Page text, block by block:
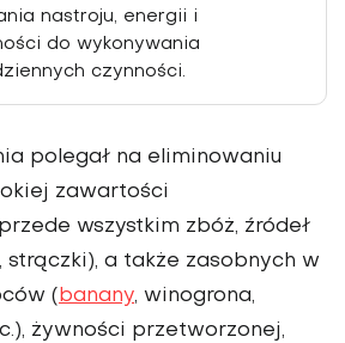
nastroju, energii i
do wykonywania
czynności.
polegał na eliminowaniu
zawartości
wszystkim zbóż, źródeł
strączki), a także zasobnych w
(banany, winogrona,
żywności przetworzonej,